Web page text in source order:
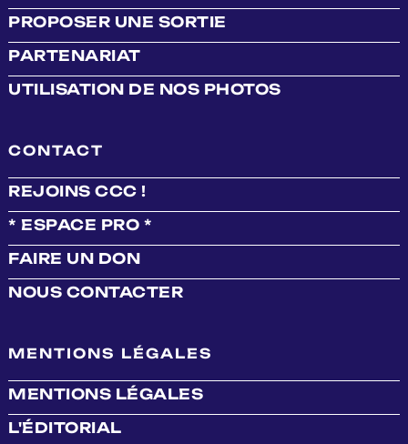
PROPOSER UNE SORTIE
PARTENARIAT
UTILISATION DE NOS PHOTOS
CONTACT
REJOINS CCC !
* ESPACE PRO *
FAIRE UN DON
NOUS CONTACTER
MENTIONS LÉGALES
MENTIONS LÉGALES
L'ÉDITORIAL